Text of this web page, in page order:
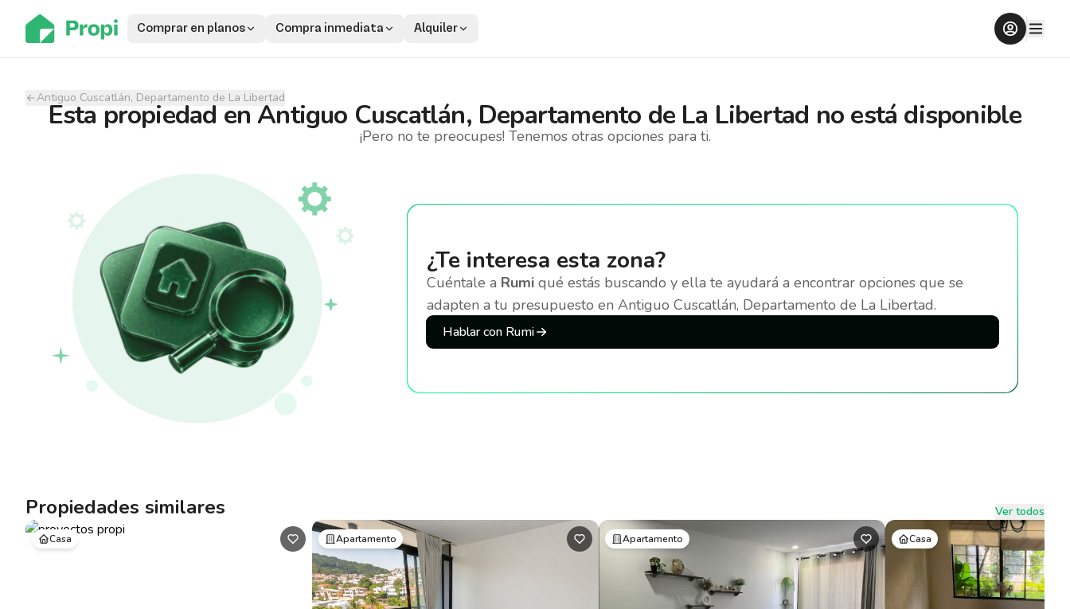
Comprar en planos Compra inmediata Alquiler
Antiguo Cuscatlán, Departamento de La Libertad
Esta propiedad en Antiguo Cuscatlán, Departamento de La Libertad no está disponible
¡Pero no te preocupes! Tenemos otras opciones para ti.
¿Te interesa esta zona?
Cuéntale a Rumi qué estás buscando y ella te ayudará a encontrar opciones que se
adapten a tu presupuesto en Antiguo Cuscatlán, Departamento de La Libertad.
Hablar con Rumi
Propiedades similares Ver todos
Casa Apartamento Apartamento Casa